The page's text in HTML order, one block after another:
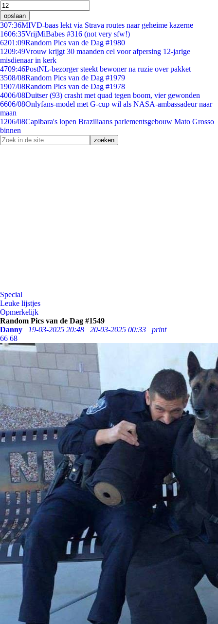
opslaan
307:36MIVD-baas lekt via Strava routes naar geheime kazerne
1606:35VrijMiBabes #316 (not very sfw!)
6201:09Random Pics van de Dag #1980
1209:49Vrouw krijgt 30 maanden cel voor afpersing 12-jarige
misdienaar in kerk
4709:46PostNL-bezorger steekt bewoner na ruzie over pakket
3508/08Random Pics van de Dag #1979
1907/08Random Pics van de Dag #1978
4006/08Duitser (93) crasht met quad tegen boom, vier gewonden
6606/08Onlyfans-model met G-cup wil als NASA-ambassadeur naar
maan
1206/08Capibara's lopen Braziliaans parlementsgebouw Mato Grosso
binnen
Special
Leuke lijstjes
Opmerkelijk
Random Pics van de Dag #1549
Danny
19-03-2025 20:48 20-03-2025 00:33
print
66 68